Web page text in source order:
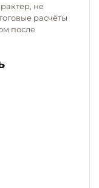
не
расчёты
после